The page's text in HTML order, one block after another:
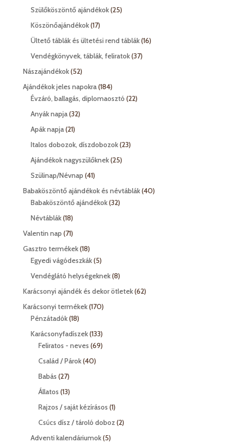
Szülőköszöntő ajándékok 2525
Köszönőajándékok 1717
termék
Ültető táblák és ültetési rend táblák 1616
Vendégkönyvek, táblák, feliratok 3737
Nászajándékok 5252
termék
Ajándékok jeles napokra 184184
termék
Évzáró, ballagás, diplomaosztó 2222
Anyák napja 3232
Apák napja 2121
termék
Italos dobozok, díszdobozok 2323
Ajándékok nagyszülőknek 2525
Szülinap/Névnap 4141
termék
Babaköszöntő ajándékok és névtáblák 4040
Babaköszöntő ajándékok 3232
Névtáblák 1818
termék
Valentin nap 7171
termék
Gasztro termékek 1818
termék
Egyedi vágódeszkák 55
termék
Vendéglátó helységeknek 88
termék
Karácsonyi ajándék és dekor ötletek 6262
Karácsonyi termékek 170170
Pénzátadók 1818
termék
Karácsonyfadíszek 133133
termék
Feliratos - neves 6969
Család / Párok 4040
Babás 2727
termék
Állatos 1313
termék
Rajzos / saját kézírásos 11
termék
Csúcs dísz / tároló doboz 22
Adventi kalendáriumok 55